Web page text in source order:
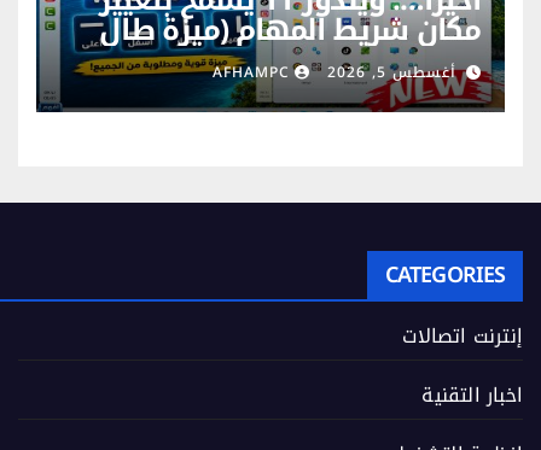
مكان شريط المهام (ميزة طال
انتظارها)
أغسطس 5, 2026 AFHAMPC
CATEGORIES
إنترنت اتصالات
اخبار التقنية